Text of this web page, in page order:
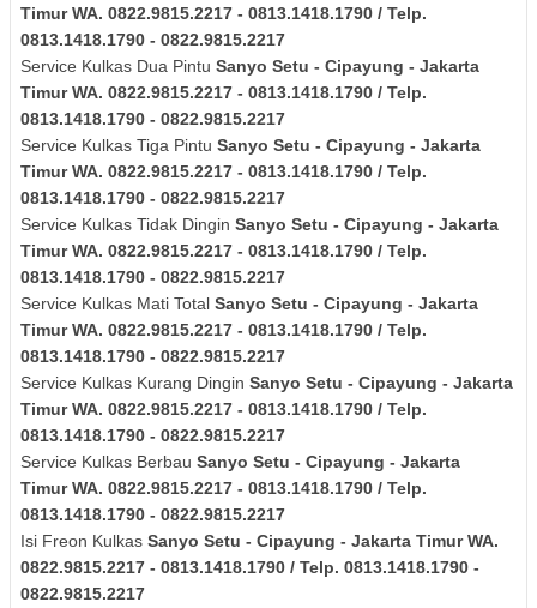
TimurWA. 0822.9815.2217 - 0813.1418.1790 / Telp.
0813.1418.1790 - 0822.9815.2217
Service Kulkas Dua Pintu Sanyo Setu - Cipayung - Jakarta
TimurWA. 0822.9815.2217 - 0813.1418.1790 / Telp.
0813.1418.1790 - 0822.9815.2217
Service Kulkas Tiga Pintu Sanyo Setu - Cipayung - Jakarta
TimurWA. 0822.9815.2217 - 0813.1418.1790 / Telp.
0813.1418.1790 - 0822.9815.2217
Service Kulkas Tidak Dingin Sanyo Setu - Cipayung - Jakarta
TimurWA. 0822.9815.2217 - 0813.1418.1790 / Telp.
0813.1418.1790 - 0822.9815.2217
Service Kulkas Mati Total Sanyo Setu - Cipayung - Jakarta
TimurWA. 0822.9815.2217 - 0813.1418.1790 / Telp.
0813.1418.1790 - 0822.9815.2217
Service Kulkas Kurang Dingin Sanyo Setu - Cipayung - Jakarta
TimurWA. 0822.9815.2217 - 0813.1418.1790 / Telp.
0813.1418.1790 - 0822.9815.2217
Service Kulkas Berbau Sanyo Setu - Cipayung - Jakarta
TimurWA. 0822.9815.2217 - 0813.1418.1790 / Telp.
0813.1418.1790 - 0822.9815.2217
Isi Freon Kulkas Sanyo Setu - Cipayung - Jakarta TimurWA.
0822.9815.2217 - 0813.1418.1790 / Telp. 0813.1418.1790 -
0822.9815.2217